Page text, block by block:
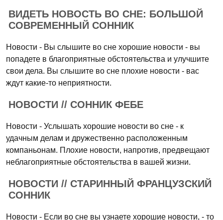
ВИДЕТЬ НОВОСТЬ ВО СНЕ: БОЛЬШОЙ
СОВРЕМЕННЫЙ СОННИК
Новости - Вы слышите во сне хорошие новости - вы
попадете в благоприятные обстоятельства и улучшите
свои дела. Вы слышите во сне плохие новости - вас
ждут какие-то неприятности.
НОВОСТИ // СОННИК ФЕБЕ
Новости - Услышать хорошие новости во сне - к
удачным делам и дружественно расположенным
компаньонам. Плохие новости, напротив, предвещают
неблагоприятные обстоятельства в вашей жизни.
НОВОСТИ // СТАРИННЫЙ ФРАНЦУЗСКИЙ
СОННИК
Новости - Если во сне вы узнаете хорошие новости, - то